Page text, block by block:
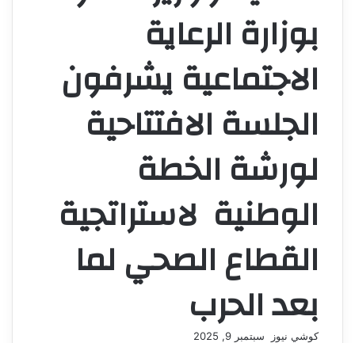
بوزارة الرعاية
الاجتماعية يشرفون
الجلسة الافتتاحية
لورشة الخطة
الوطنية لاستراتجية
القطاع الصحي لما
بعد الحرب
كوشي نيوز
أسبتمبر 9, 2025